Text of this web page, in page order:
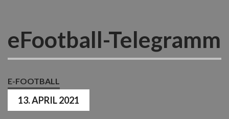
eFootball-Telegramm
E-FOOTBALL
13. APRIL 2021